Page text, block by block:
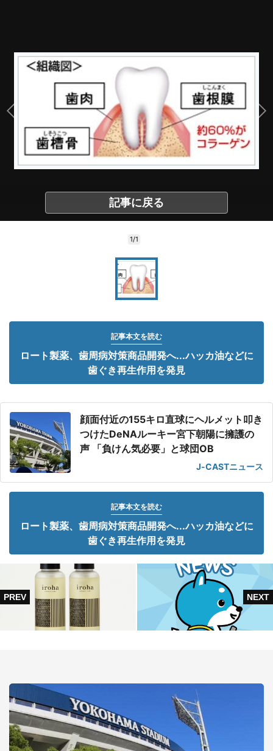
記事に戻る
1/1
記事本文を読む
ロート製薬、歯周病対策商品開発へ...ハッカ油などに
歯ぐき再生作用を発見
顔面付近の155キロ直球にヘルメット叩き
つけたDeNAルーキー宮下朝陽に擁護の
声 「負けん気必要」と球団OB
J-CASTニュース
記事本文を読む
ロート製薬、歯周病対策商品開発へ...ハッカ油などに
歯ぐき再生作用を発見